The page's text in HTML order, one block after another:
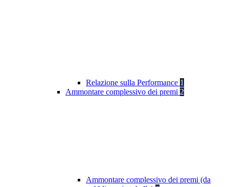
Relazione sulla Performance 1
Ammontare complessivo dei premi 2
Ammontare complessivo dei premi (da